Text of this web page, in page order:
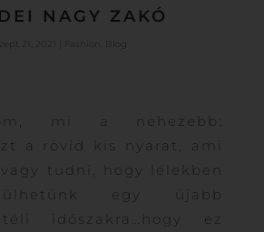
NAGY ZAKÓ
szept 21, 2021 Blog
mi a nehezebb:
a rövid kis nyarat, ami
tudni, hogy lélekben
egy újabb
időszakra…hogy ez